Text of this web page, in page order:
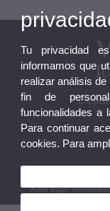
© 2026 UV. - Av.
Aviso legal|
Tu privacidad
informamos que
realizar análisis
fin de
funcionalidades a
Para continuar
cookies. Para